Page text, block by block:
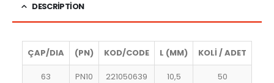
DESCRIPTION
ÇAP/DIA (PN) KOD/CODE L (MM) KOLİ / ADET
63 PN10 221050639 10,5 50